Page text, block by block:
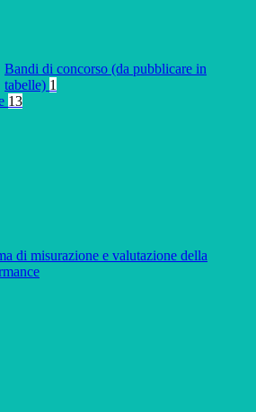
Bandi di concorso (da pubblicare in
tabelle) 1
13
di misurazione e valutazione della